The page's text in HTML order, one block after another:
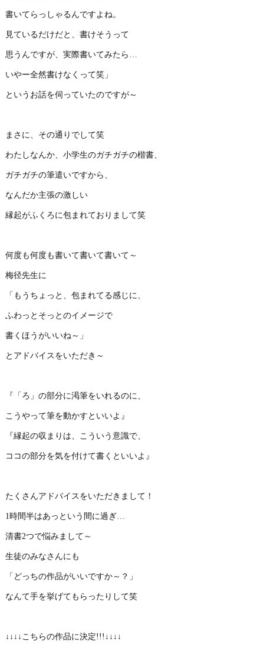
書いてらっしゃるんですよね。
見ているだけだと、書けそうって
思うんですが、実際書いてみたら…
いやー全然書けなくって笑」
というお話を伺っていたのですが～
まさに、その通りでして笑
わたしなんか、小学生のガチガチの楷書、
ガチガチの筆遣いですから、
なんだか主張の激しい
縁起がふくろに包まれておりまして笑
何度も何度も書いて書いて書いて～
梅径先生に
「もうちょっと、包まれてる感じに、
ふわっとそっとのイメージで
書くほうがいいね～」
とアドバイスをいただき～
『「ろ」の部分に渇筆をいれるのに、
こうやって筆を動かすといいよ』
『縁起の収まりは、こういう意識で、
ココの部分を気を付けて書くといいよ』
たくさんアドバイスをいただきまして！
1時間半はあっという間に過ぎ…
清書2つで悩みまして～
生徒のみなさんにも
「どっちの作品がいいですか～？」
なんて手を挙げてもらったりして笑
↓↓↓↓こちらの作品に決定!!!↓↓↓↓